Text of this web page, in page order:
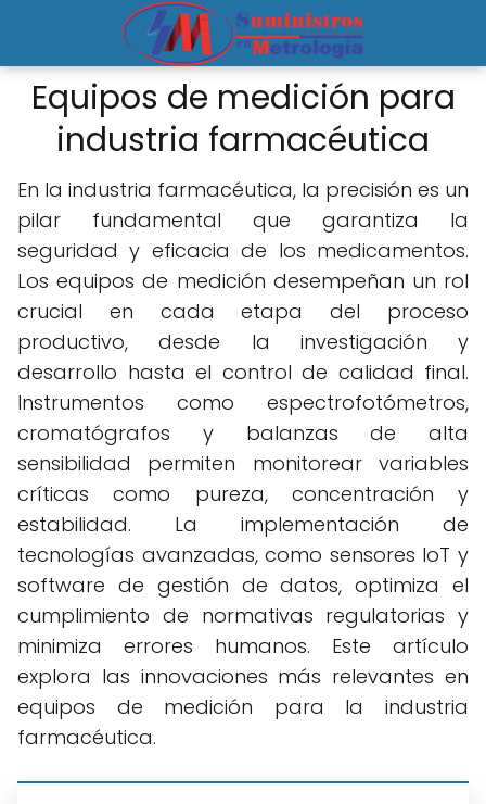
Equipos de medición para
industria farmacéutica
En la industria farmacéutica, la precisión es un
pilar fundamental que garantiza la
seguridad y eficacia de los medicamentos.
Los equipos de medición desempeñan un rol
crucial en cada etapa del proceso
productivo, desde la investigación y
desarrollo hasta el control de calidad final.
Instrumentos como espectrofotómetros,
cromatógrafos y balanzas de alta
sensibilidad permiten monitorear variables
críticas como pureza, concentración y
estabilidad. La implementación de
tecnologías avanzadas, como sensores IoT y
software de gestión de datos, optimiza el
cumplimiento de normativas regulatorias y
minimiza errores humanos. Este artículo
explora las innovaciones más relevantes en
equipos de medición para la industria
farmacéutica.